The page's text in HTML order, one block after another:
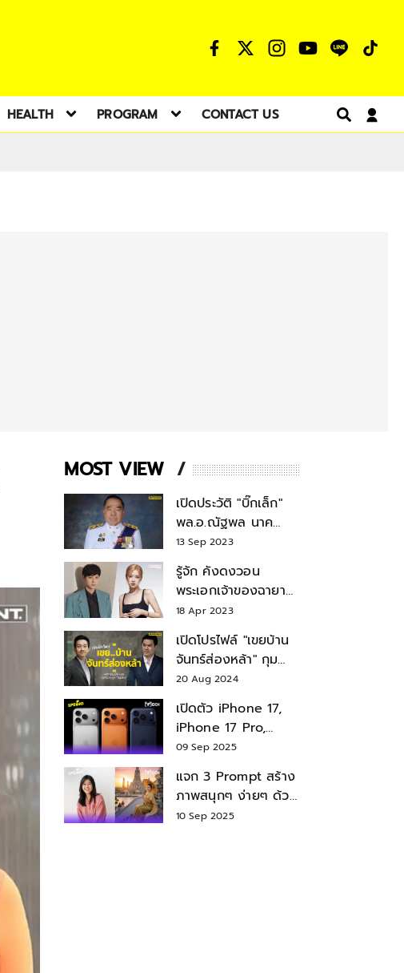
HEALTH PROGRAM CONTACT US
MOST VIEW
เปิดประวัติ "บิ๊กเล็ก"
พล.อ.ณัฐพล นาค
พาณิชย์ จากเลขาฯ
สมช.-เลขาฯ
รมว.กลาโหม
13 Sep 2023
รู้จัก คังดงวอน
พระเอกเจ้าของฉายา
สมบัติแห่งชาติ หลังมี
18 Apr 2023
เปิดโปรไฟล์ "เขยบ้าน
จันทร์ส่องหล้า" กุม
บังเหียนธุรกิจตระกูล
"ชินวัตร"
20 Aug 2024
เปิดตัว iPhone 17,
iPhone 17 Pro,
iPhone 17 Air สเปค
09 Sep 2025
แจก 3 Prompt สร้าง
ภาพสนุกๆ ง่ายๆ ด้วย
Nano Banana ใน
10 Sep 2025